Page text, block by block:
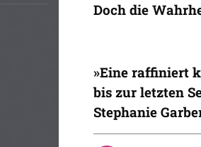
Doch die
»Eine raffiniert
bis zur letzten
Stephanie